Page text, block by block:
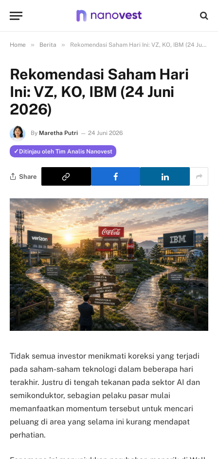
Home » Berita » Rekomendasi Saham Hari Ini: VZ, KO, IBM (24 Juni 2026)
Rekomendasi Saham Hari
Ini: VZ, KO, IBM (24 Juni
2026)
By Maretha Putri 24 Juni 2026
Ditinjau oleh Tim Analis Nanovest
Share
Tidak semua investor menikmati koreksi yang terjadi
pada saham-saham teknologi dalam beberapa hari
terakhir. Justru di tengah tekanan pada sektor AI dan
semikonduktor, sebagian pelaku pasar mulai
memanfaatkan momentum tersebut untuk mencari
peluang di area yang selama ini kurang mendapat
perhatian.